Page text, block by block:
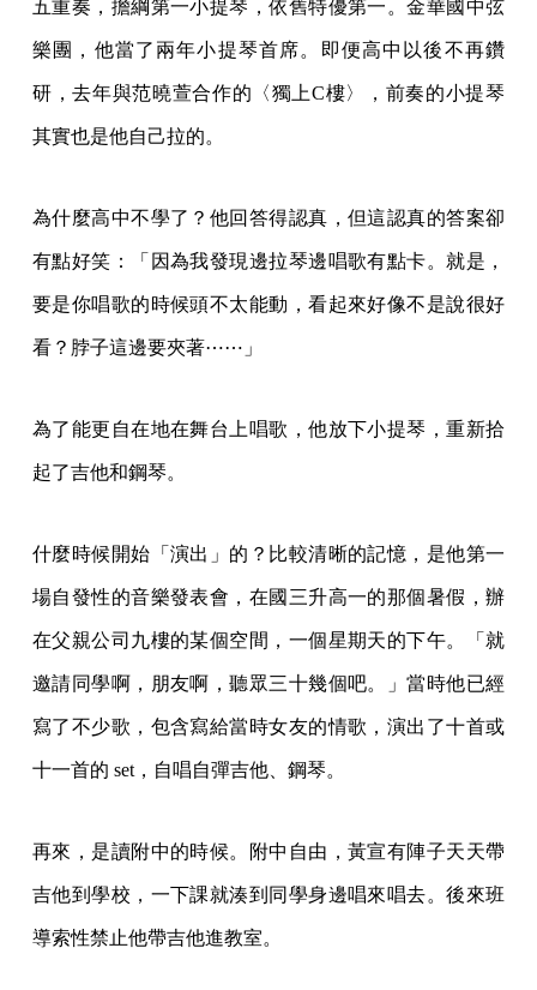
五重奏，擔綱第一小提琴，依舊特優第一。金華國中弦
樂團，他當了兩年小提琴首席。即便高中以後不再鑽
研，去年與范曉萱合作的〈獨上C樓〉，前奏的小提琴
其實也是他自己拉的。
為什麼高中不學了？他回答得認真，但這認真的答案卻
有點好笑：「因為我發現邊拉琴邊唱歌有點卡。就是，
要是你唱歌的時候頭不太能動，看起來好像不是說很好
看？脖子這邊要夾著⋯⋯」
為了能更自在地在舞台上唱歌，他放下小提琴，重新拾
起了吉他和鋼琴。
什麼時候開始「演出」的？比較清晰的記憶，是他第一
場自發性的音樂發表會，在國三升高一的那個暑假，辦
在父親公司九樓的某個空間，一個星期天的下午。「就
邀請同學啊，朋友啊，聽眾三十幾個吧。」當時他已經
寫了不少歌，包含寫給當時女友的情歌，演出了十首或
十一首的 set，自唱自彈吉他、鋼琴。
再來，是讀附中的時候。附中自由，黃宣有陣子天天帶
吉他到學校，一下課就湊到同學身邊唱來唱去。後來班
導索性禁止他帶吉他進教室。